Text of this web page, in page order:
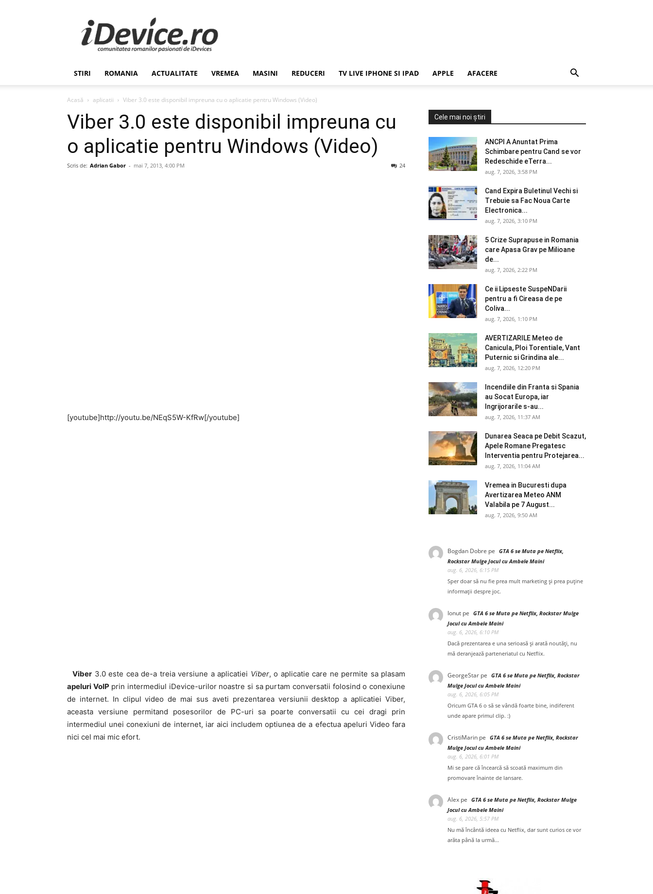
Stiri
de
Ultima
Ora
Romania,
Economie,
–
iDevice.ro
STIRI ROMANIA ACTUALITATE VREMEA MASINI REDUCERI TV LIVE IPHONE SI IPAD APPLE AFACERE
Acasă aplicatii Viber 3.0 este disponibil impreuna cu o aplicatie pentru Windows (Video)
Viber 3.0 este disponibil impreuna cu
o aplicatie pentru Windows (Video)
Scris de: Adrian Gabor - mai 7, 2013, 4:00 PM 24
[youtube]http://youtu.be/NEqS5W-KfRw[/youtube]
Viber 3.0 este cea de-a treia versiune a aplicatiei Viber, o aplicatie care ne permite sa plasam
apeluri VoIP prin intermediul iDevice-urilor noastre si sa purtam conversatii folosind o conexiune
de internet. In clipul video de mai sus aveti prezentarea versiunii desktop a aplicatiei Viber,
aceasta versiune permitand posesorilor de PC-uri sa poarte conversatii cu cei dragi prin
intermediul unei conexiuni de internet, iar aici includem optiunea de a efectua apeluri Video fara
nici cel mai mic efort.
Cele mai noi știri
ANCPI A Anuntat Prima
Schimbare pentru Cand se vor
Redeschide eTerra...
aug. 7, 2026, 3:58 PM
Cand Expira Buletinul Vechi si
Trebuie sa Fac Noua Carte
Electronica...
aug. 7, 2026, 3:10 PM
5 Crize Suprapuse in Romania
care Apasa Grav pe Milioane
de...
aug. 7, 2026, 2:22 PM
Ce ii Lipseste SuspeNDarii
pentru a fi Cireasa de pe
Coliva...
aug. 7, 2026, 1:10 PM
AVERTIZARILE Meteo de
Canicula, Ploi Torentiale, Vant
Puternic si Grindina ale...
aug. 7, 2026, 12:20 PM
Incendiile din Franta si Spania
au Socat Europa, iar
Ingrijorarile s-au...
aug. 7, 2026, 11:37 AM
Dunarea Seaca pe Debit Scazut,
Apele Romane Pregatesc
Interventia pentru Protejarea...
aug. 7, 2026, 11:04 AM
Vremea in Bucuresti dupa
Avertizarea Meteo ANM
Valabila pe 7 August...
aug. 7, 2026, 9:50 AM
Bogdan Dobre pe GTA 6 se Muta pe Netflix,
Rockstar Mulge Jocul cu Ambele Maini
aug. 6, 2026, 6:15 PM
Sper doar să nu fie prea mult marketing și prea puține
informații despre joc.
Ionut pe GTA 6 se Muta pe Netflix, Rockstar Mulge
Jocul cu Ambele Maini
aug. 6, 2026, 6:10 PM
Dacă prezentarea e una serioasă și arată noutăți, nu
mă deranjează parteneriatul cu Netflix.
GeorgeStar pe GTA 6 se Muta pe Netflix, Rockstar
Mulge Jocul cu Ambele Maini
aug. 6, 2026, 6:05 PM
Oricum GTA 6 o să se vândă foarte bine, indiferent
unde apare primul clip. :)
CristiMarin pe GTA 6 se Muta pe Netflix, Rockstar
Mulge Jocul cu Ambele Maini
aug. 6, 2026, 6:01 PM
Mi se pare că încearcă să scoată maximum din
promovare înainte de lansare.
Alex pe GTA 6 se Muta pe Netflix, Rockstar Mulge
Jocul cu Ambele Maini
aug. 6, 2026, 5:57 PM
Nu mă încântă ideea cu Netflix, dar sunt curios ce vor
arăta până la urmă...